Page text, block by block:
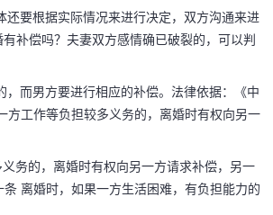
要根据实际情况来进行决定，双方沟通来进
补偿吗？夫妻双方感情确已破裂的，可以判
而男方要进行相应的补偿。法律依据：《中
工作等负担较多义务的，离婚时有权向另一
务的，离婚时有权向另一方请求补偿，另一
离婚时，如果一方生活困难，有负担能力的
要求男方
料老年
向另一